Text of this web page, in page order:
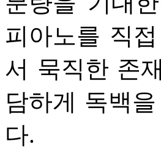
피아노를 직
서 묵직한 존
담하게 독백
다.